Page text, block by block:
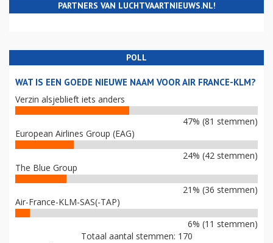
PARTNERS VAN LUCHTVAARTNIEUWS.NL!
POLL
WAT IS EEN GOEDE NIEUWE NAAM VOOR AIR FRANCE-KLM?
Verzin alsjeblieft iets anders
47% (81 stemmen)
European Airlines Group (EAG)
24% (42 stemmen)
The Blue Group
21% (36 stemmen)
Air-France-KLM-SAS(-TAP)
6% (11 stemmen)
Totaal aantal stemmen: 170